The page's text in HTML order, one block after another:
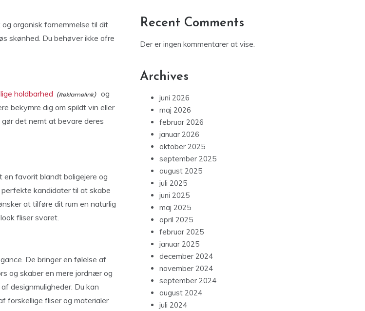
organisk fornemmelse til dit
skønhed. Du behøver ikke ofre
holdbarhed
og
bekymre dig om spildt vin eller
det nemt at bevare deres
favorit blandt boligejere og
perfekte kandidater til at skabe
at tilføre dit rum en naturlig
fliser svaret.
De bringer en følelse af
og skaber en mere jordnær og
designmuligheder. Du kan
forskellige fliser og materialer
Recent Comments
Der er ingen kommentarer at vise.
Archives
juni 2026
maj 2026
februar 2026
januar 2026
oktober 2025
september 2025
august 2025
juli 2025
juni 2025
maj 2025
april 2025
februar 2025
januar 2025
december 2024
november 2024
september 2024
august 2024
juli 2024